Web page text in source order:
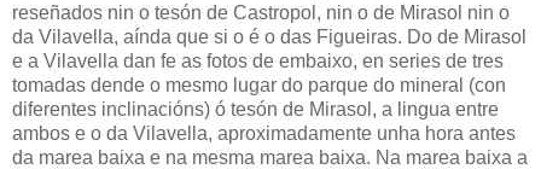
reseñados nin o tesón de Castropol, nin o de Mirasol nin o
da Vilavella, aínda que si o é o das Figueiras. Do de Mirasol
e a Vilavella dan fe as fotos de embaixo, en series de tres
tomadas dende o mesmo lugar do parque do mineral (con
diferentes inclinacións) ó tesón de Mirasol, a lingua entre
ambos e o da Vilavella, aproximadamente unha hora antes
da marea baixa e na mesma marea baixa. Na marea baixa a